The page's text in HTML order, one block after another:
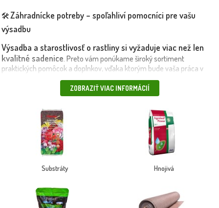
🛠️Záhradnícke potreby – spoľahliví pomocníci pre vašu
výsadbu
Výsadba a starostlivosť o rastliny si vyžaduje viac než len
kvalitné sadenice . Preto vám ponúkame široký sortiment
praktických pomôcok a doplnkov, vďaka ktorým bude vaša práca v
záhrade jednoduchšia a efektívnejšia. V kategóriiZáhradnícke potreby
koly a upevňovacie sady k stromom
proti vetru a zveri, kvalitné substráty a pestovateľské nádoby, textílie,
zakoreňovače a ďalšie praktické doplnky.
📌 Odporúčané produkty:
Oporná upevňovacia sada k stromom
stabilita pre čerstvo vysadené stromy, ochranná sieťovina – ochrana
pred škodcami a vetrom, kokosové šnúry a UV odolné úväzky – pre
bezpečné prichytenie rastlín.
🔧 Každý produkt je starostlivo vybraný tak, aby:
uľahčil prácu pri
zakoreňovania, predĺžil životnosť a efektívnosť výsadby.
ZOBRAZIŤ VIAC INFORMÁCIÍ
Substráty Hnojivá